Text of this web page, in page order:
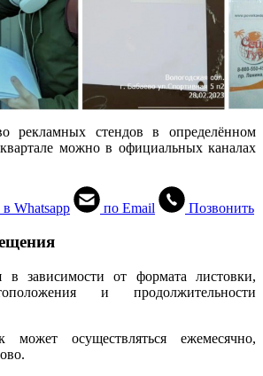
рекламных стендов в определённом
можно в официальных каналах
в Whatsapp по Email Позвонить
в зависимости от формата листовки,
и продолжительности
может осуществляться ежемесячно,